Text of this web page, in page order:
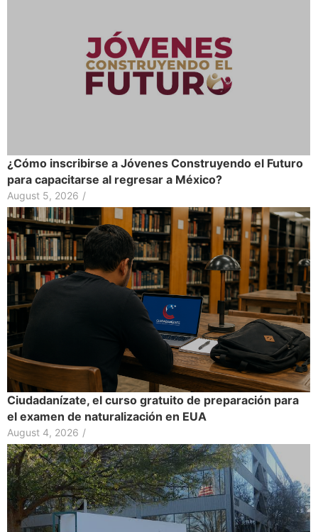
¿Cómo inscribirse a Jóvenes Construyendo el Futuro
para capacitarse al regresar a México?
August 5, 2026 /
Ciudadanízate, el curso gratuito de preparación para
el examen de naturalización en EUA
August 4, 2026 /